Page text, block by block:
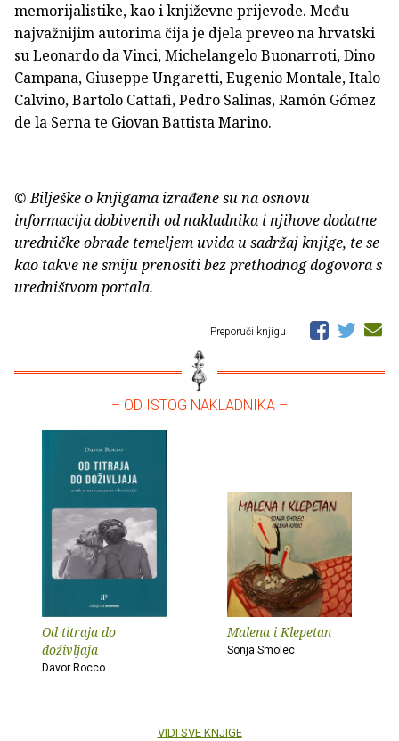
memorijalistike, kao i književne prijevode. Među
najvažnijim autorima čija je djela preveo na hrvatski
su Leonardo da Vinci, Michelangelo Buonarroti, Dino
Campana, Giuseppe Ungaretti, Eugenio Montale, Italo
Calvino, Bartolo Cattafi, Pedro Salinas, Ramón Gómez
de la Serna te Giovan Battista Marino.
© Bilješke o knjigama izrađene su na osnovu
informacija dobivenih od nakladnika i njihove dodatne
uredničke obrade temeljem uvida u sadržaj knjige, te se
kao takve ne smiju prenositi bez prethodnog dogovora s
uredništvom portala.
Preporuči knjigu
– OD ISTOG NAKLADNIKA –
Od titraja do
doživljaja
Davor Rocco
Malena i Klepetan
Sonja Smolec
VIDI SVE KNJIGE